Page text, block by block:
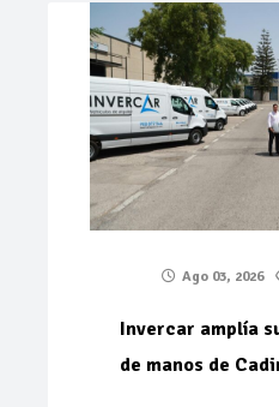
Ago 03, 2026
Invercar amplía
de manos de